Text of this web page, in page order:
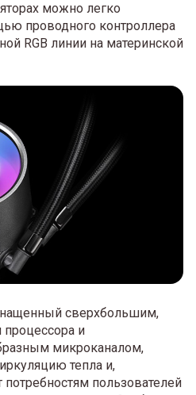
можно легко
проводного контроллера
RGB линии на материнской
сверхбольшим,
и
микроканалом,
тепла и,
потребностям пользователей